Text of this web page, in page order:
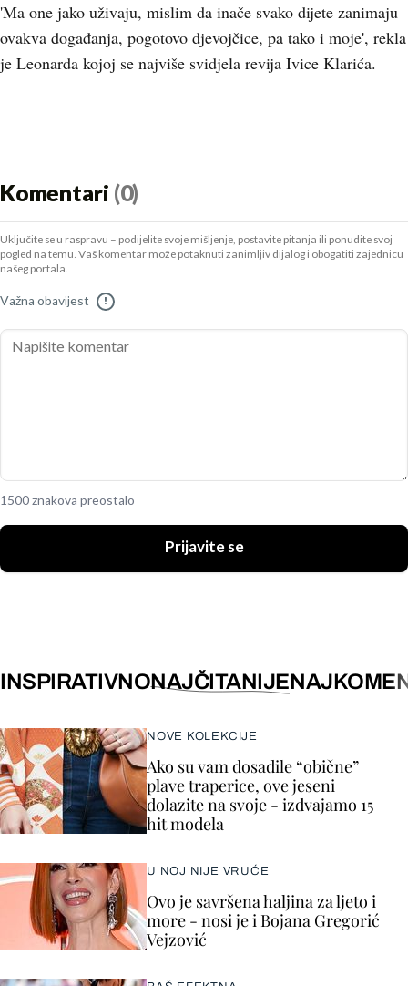
'Ma one jako uživaju, mislim da inače svako dijete zanimaju
ovakva događanja, pogotovo djevojčice, pa tako i moje', rekla
je Leonarda kojoj se najviše svidjela revija Ivice Klarića.
Komentari (0)
Uključite se u raspravu – podijelite svoje mišljenje, postavite pitanja ili ponudite svoj
pogled na temu. Vaš komentar može potaknuti zanimljiv dijalog i obogatiti zajednicu
našeg portala.
Važna obavijest !
1500 znakova preostalo
Prijavite se
INSPIRATIVNONAJČITANIJE
NOVE KOLEKCIJE
Ako su vam dosadile “obične”
plave traperice, ove jeseni
dolazite na svoje - izdvajamo 15
hit modela
U NOJ NIJE VRUĆE
Ovo je savršena haljina za ljeto i
more - nosi je i Bojana Gregorić
Vejzović